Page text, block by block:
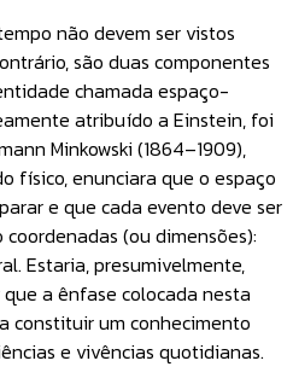
não devem ser vistos
são duas componentes
chamada espaço-
atribuído a Einstein, foi
Minkowski (1864–1909),
físico, enunciara que o espaço
e que cada evento deve ser
(ou dimensões):
Estaria, presumivelmente,
a ênfase colocada nesta
constituir um conhecimento
e vivências quotidianas.